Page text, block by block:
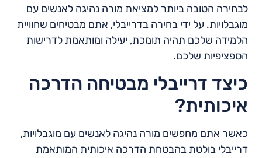
לבחירה הטובה ביותר למציאת מורה נהיגה לאנשים עם
מוגבלויות. על ידי בחירה בדרייבלי, אתם מבטיחים שחוויית
הלמידה שלכם תהיה תומכת, יעילה ומותאמת לדרישות
הספציפיות שלכם.
כיצד דרייבלי מבטיחה הדרכה
איכותית?
כאשר אתם מחפשים מורה נהיגה לאנשים עם מוגבלויות,
דרייבלי בולטת בהבטחת הדרכה איכותית המותאמת